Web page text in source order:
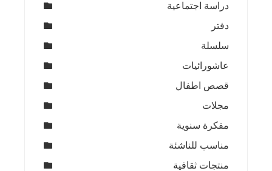
دراسة اجتماعية
دفتر
سلسلة
عاشورائيات
قصص اطفال
مجلات
مفكرة سنوية
مناسب للناشئة
منتجات ثقافية